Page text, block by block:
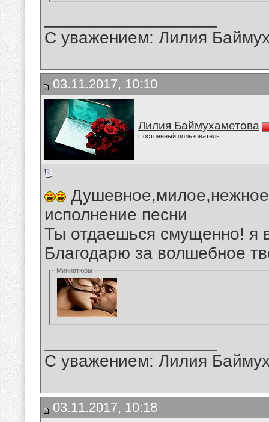
С уважением: Лилия
03.11.2017, 10:10
Лилия Баймухаметова
Постоянный пользователь
исполнение песни
Ты отдаешься смущенно! я
Благодарю за волшебное
Миниатюры
С уважением: Лилия
03.11.2017, 10:18